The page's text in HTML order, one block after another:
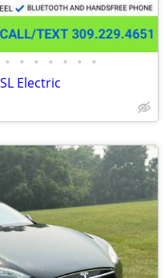
• • • • • • •
Electric